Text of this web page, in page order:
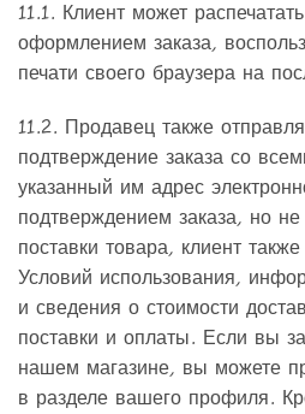
11.1. Клиент может
оформлением заказа,
печати своего браузера на
11.2. Продавец также
подтверждение заказа со
указанный им адрес
подтверждением заказа, но
поставки товара, клиент
Условий использования,
и сведения о стоимости
поставки и оплаты. Если вы
нашем магазине, вы можете
в разделе вашего профиля.